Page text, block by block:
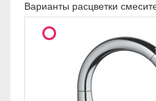
Варианты расцветки